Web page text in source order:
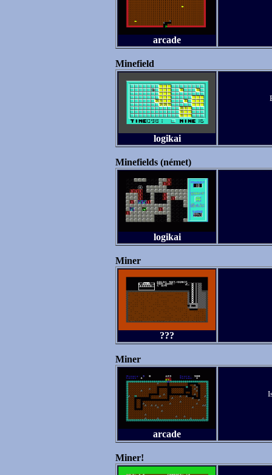
arcade
Minefield
logikai
Minefields (német)
logikai
Miner
???
Miner
arcade
Miner!